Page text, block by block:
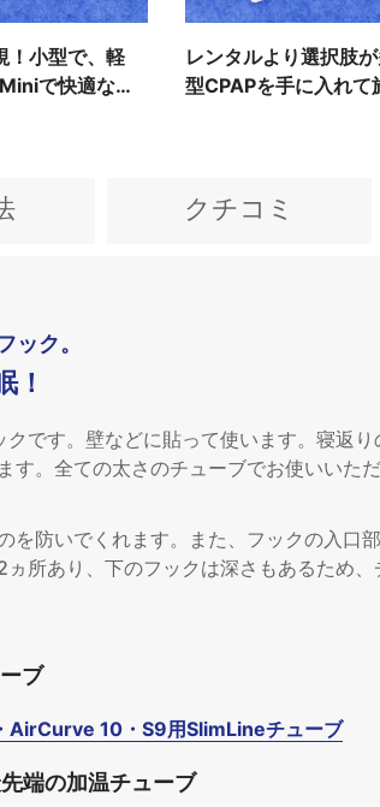
！小型で、軽
で快適な出
レンタルより選択肢
型CPAPを手に入れて
ック。
！
です。壁などに貼って使います。寝返
す。全ての太さのチューブでお使いいた
を防いでくれます。また、フックの入口
所あり、下のフックは深さもあるため
ブ
10・S9用SlimLineチューブ
端の加温チューブ
クチコミ